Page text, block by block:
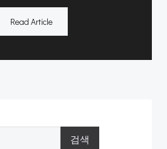
Read Article
검색